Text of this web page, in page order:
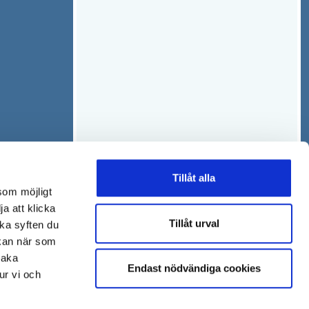
möjligt
att klicka
syften du
när som
vi och
Tillåt alla
Tillåt urval
Endast nödvändiga cookies